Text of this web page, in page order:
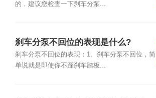
的，建议您检查一下刹车分泵...
刹车分泵不回位的表现是什么?
刹车分泵不回位的表现：1、刹车分泵不回位，简
单说就是即使你不踩刹车踏板...